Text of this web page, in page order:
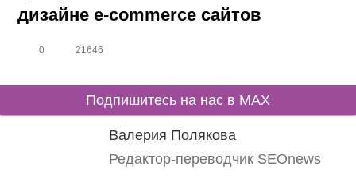
дизайне e-commerce сайтов
0 21646
Подпишитесь на нас в MAX
Валерия Полякова
Редактор-переводчик SEOnews